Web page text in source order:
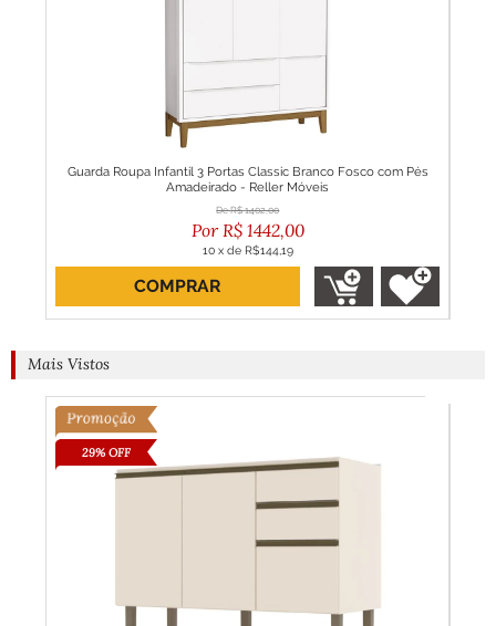
Guarda Roupa Infantil 3 Portas Classic Branco Fosco com Pés
Amadeirado - Reller Móveis
R$ 1402,00
R$ 1442,00
10 x de R$144,19
COMPRAR
Mais Vistos
29% OFF